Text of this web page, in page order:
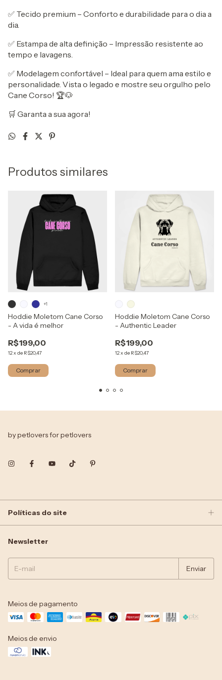
✅ Tecido premium – Conforto e durabilidade para o dia a
dia.
✅ Estampa de alta definição – Impressão resistente ao
tempo e lavagens.
✅ Modelagem confortável – Ideal para quem ama estilo e
personalidade. Vista o legado e mostre seu orgulho pelo
Cane Corso! 🏆🐶
🛒 Garanta a sua agora!
Produtos similares
Hoddie Moletom Cane Corso
- A vida é melhor
R$199,00
12x de R$20,47
+1
Comprar
Hoddie Moletom Cane Corso
- Authentic Leader
R$199,00
12x de R$20,47
Comprar
by petlovers for petlovers
Políticas do site
Newsletter
Meios de pagamento
Meios de envio